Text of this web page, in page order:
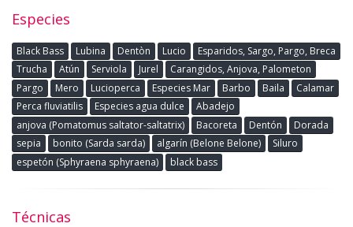
Especies
Black Bass Lubina Dentòn Lucio
Esparidos, Sargo, Pargo, Breca
Trucha
Atún Serviola Jurel
Carangidos, Anjova, Palometon
Pargo
Mero Lucioperca Especies Mar Barbo Baila
Calamar
Perca fluviatilis
Especies agua dulce
Abadejo
anjova (Pomatomus saltator-saltatrix)
Bacoreta Dentón
Dorada
sepia
bonito (Sarda sarda) algarín (Belone Belone)
Siluro
espetón (Sphyraena sphyraena)
black bass
Técnicas